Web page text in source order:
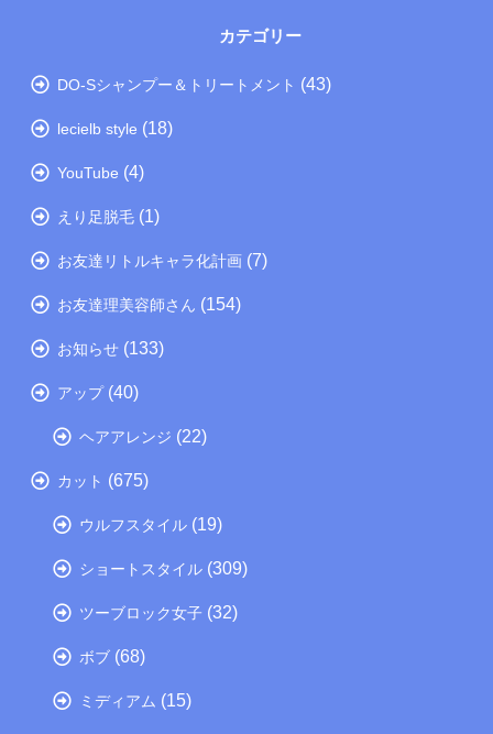
カテゴリー
DO-Sシャンプー＆トリートメント (43)
lecielb style (18)
YouTube (4)
えり足脱毛 (1)
お友達リトルキャラ化計画 (7)
お友達理美容師さん (154)
お知らせ (133)
アップ(40)
ヘアアレンジ (22)
カット (675)
ウルフスタイル (19)
ショートスタイル (309)
ツーブロック女子 (32)
ボブ (68)
ミディアム (15)